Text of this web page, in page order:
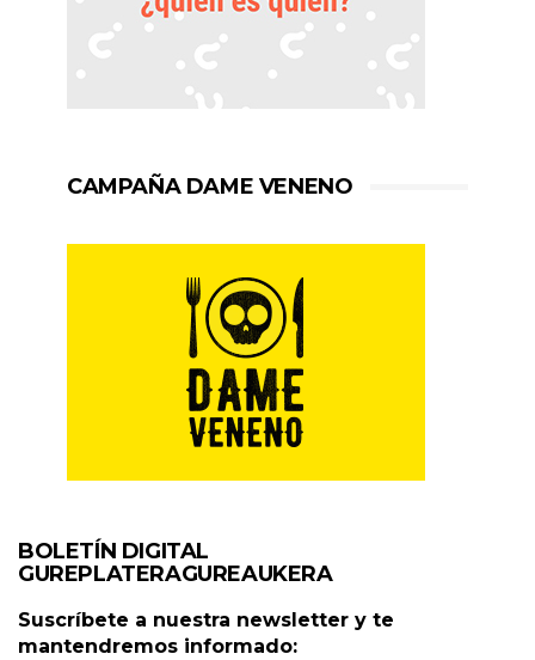
CAMPAÑA DAME VENENO
BOLETÍN DIGITAL
GUREPLATERAGUREAUKERA
Suscríbete a nuestra newsletter y te
mantendremos informado: